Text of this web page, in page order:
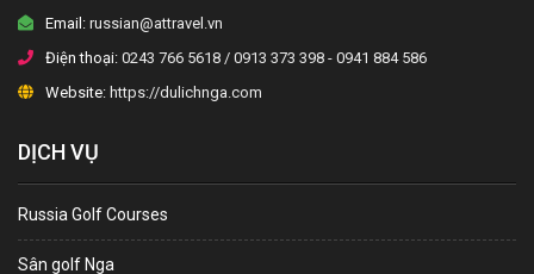
Email: russian@attravel.vn
Điện thoại: 0243 766 5618 / 0913 373 398 - 0941 884 586
Website: https://dulichnga.com
DỊCH VỤ
Russia Golf Courses
Sân golf Nga